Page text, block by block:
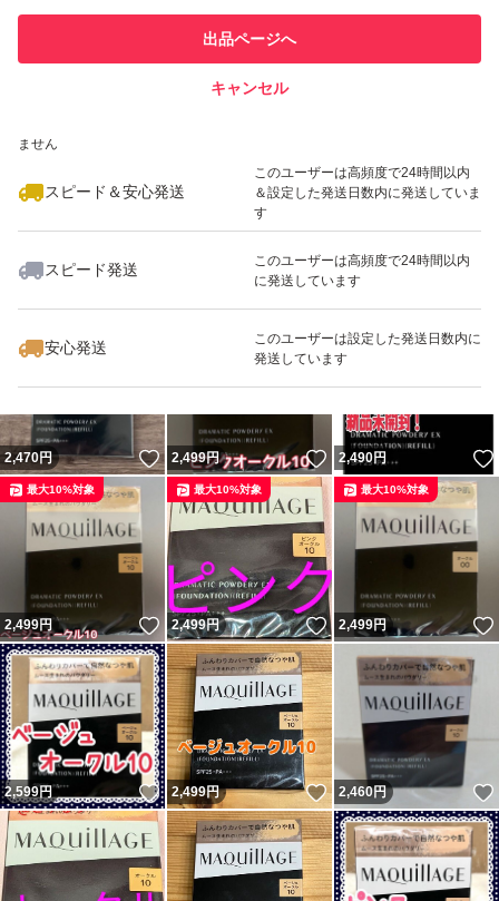
んで「ゆうパケットポスト」で発送します。よろしくお願
いします。
での取引実績があります
ません
スピード＆安心発送
このユーザーは高頻度で24時間以内
＆設定した発送日数内に発送していま
す
スピード発送
このユーザーは高頻度で24時間以内
に発送しています
安心発送
このユーザーは設定した発送日数内に
発送しています
出品ページへ
キャンセル
いいね！
2,469
2,470円 いいね！
2,499円 いいね！
2,490円
2,499円 いいね！
最大10%対象
2,499円 いいね！
最大10%対象
2,499円
最大10%対象
2,599円 いいね！
2,499円 いいね！
2,460円